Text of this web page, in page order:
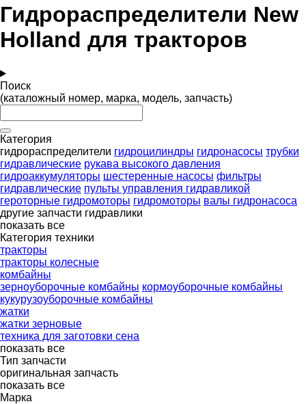
Гидрораспределители New
Holland для тракторов
Поиск
(каталожный номер, марка, модель, запчасть)
Категория
гидрораспределители гидроцилиндры гидронасосы трубки
гидравлические рукава высокого давления
гидроаккумуляторы шестеренные насосы фильтры
гидравлические пульты управления гидравликой
героторные гидромоторы гидромоторы валы гидронасоса
другие запчасти гидравлики
показать все
Категория техники
тракторы
тракторы колесные
комбайны
зерноуборочные комбайны кормоуборочные комбайны
кукурузоуборочные комбайны
жатки
жатки зерновые
техника для заготовки сена
показать все
Тип запчасти
оригинальная запчасть
показать все
Марка